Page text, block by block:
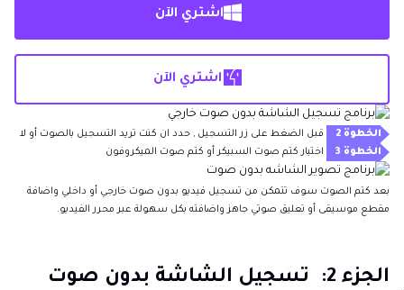
اشتري الآن
اشتري الآن
الخطوة 2
قبل الضغط على زر التسجيل , حدد ان كنت تريد التسجيل بالصوت أو لا
الخطوة 3
اختيار كتم صوت السبيكر أو كتم صوت الميكروفون
بعد كتم الصوت سوف تتمكن من تسجيل فيديو بدون صوت خارجي أو داخلي واضافة
مقطع موسيقى أو تعليق صوتي جاهز واضافته بكل سهولة عبر محرر الفيديو.
الجزء 2: تسجيل الشاشة بدون صوت